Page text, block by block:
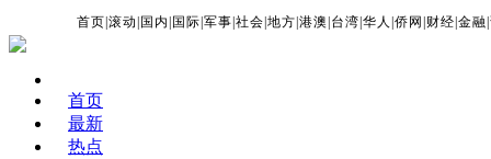
首页 |滚动 国内 国际 |军事 |社会 |地方 |港澳 台湾 |华人 |侨网 财经 |金融 |
首页
最新
热点